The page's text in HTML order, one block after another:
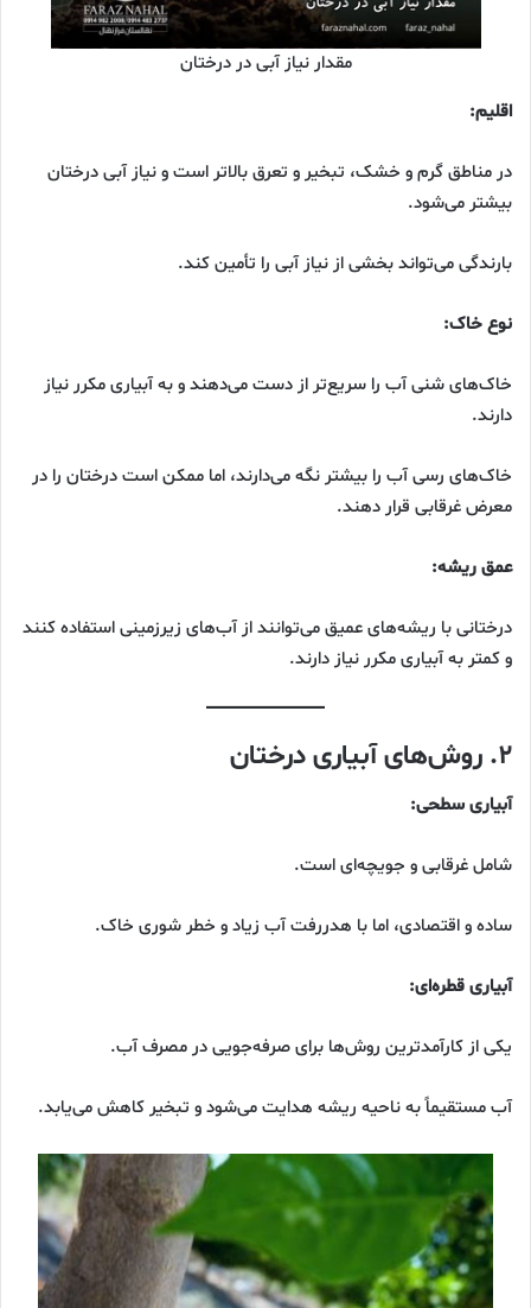
مقدار نیاز آبی در درختان
اقلیم:
در مناطق گرم و خشک، تبخیر و تعرق بالاتر است و نیاز آبی درختان
بیشتر می‌شود.
بارندگی می‌تواند بخشی از نیاز آبی را تأمین کند.
نوع خاک:
خاک‌های شنی آب را سریع‌تر از دست می‌دهند و به آبیاری مکرر نیاز
دارند.
خاک‌های رسی آب را بیشتر نگه می‌دارند، اما ممکن است درختان را در
معرض غرقابی قرار دهند.
عمق ریشه:
درختانی با ریشه‌های عمیق می‌توانند از آب‌های زیرزمینی استفاده کنند
و کمتر به آبیاری مکرر نیاز دارند.
۲. روش‌های آبیاری درختان
آبیاری سطحی:
شامل غرقابی و جویچه‌ای است.
ساده و اقتصادی، اما با هدررفت آب زیاد و خطر شوری خاک.
آبیاری قطره‌ای:
یکی از کارآمدترین روش‌ها برای صرفه‌جویی در مصرف آب.
آب مستقیماً به ناحیه ریشه هدایت می‌شود و تبخیر کاهش می‌یابد.